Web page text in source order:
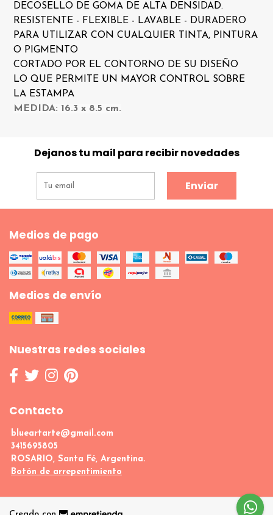
DECOSELLO DE GOMA DE ALTA DENSIDAD.
RESISTENTE - FLEXIBLE - LAVABLE - DURADERO
PARA UTILIZAR CON CUALQUIER TINTA, PINTURA
O PIGMENTO
CORTADO POR EL CONTORNO DE SU DISEÑO
LO QUE PERMITE UN MAYOR CONTROL SOBRE
LA ESTAMPA
MEDIDA: 16.3 x 8.5 cm.
Dejanos tu mail para recibir novedades
Enviar
Medios de pago
Medios de envío
Nuestras redes sociales
Contacto
blueartarte@gmail.com
3415695805
ROSARIO, Santa Fé, Argentina.
Botón de arrepentimiento